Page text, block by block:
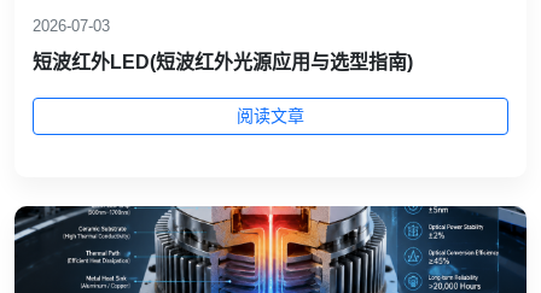
2026-07-03
短波红外LED(短波红外光源应用与选型指南)
阅读文章